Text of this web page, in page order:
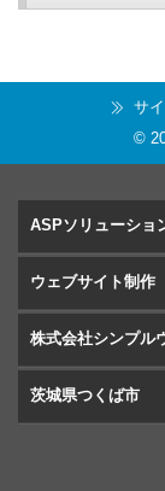
サ
©
ASPソリューショ
ウェブサイト制作
株式会社シンプル
茨城県つくば市